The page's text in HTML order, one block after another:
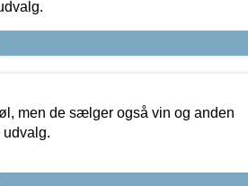
men de sælger også vin og anden
udvalg.